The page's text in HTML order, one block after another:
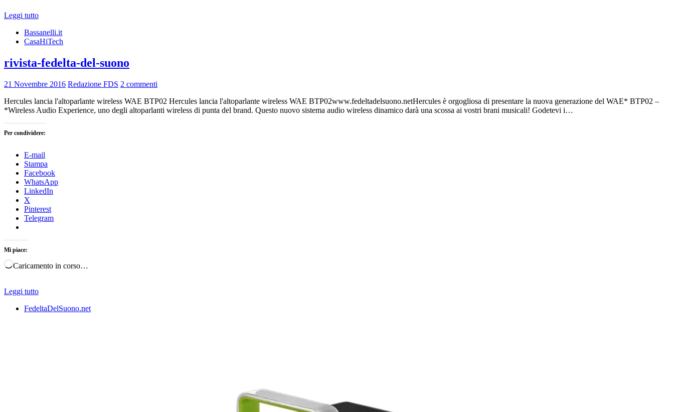
Leggi tutto
Bassanelli.it
CasaHiTech
rivista-fedelta-del-suono
21 Novembre 2016 Redazione FDS 2 commenti
Hercules lancia l'altoparlante wireless WAE BTP02 Hercules lancia l'altoparlante wireless WAE BTP02www.fedeltadelsuono.netHercules è orgogliosa di presentare la nuova generazione del WAE* BTP02 –
*Wireless Audio Experience, uno degli altoparlanti wireless di punta del brand. Questo nuovo sistema audio wireless dinamico darà una scossa ai vostri brani musicali! Godetevi i…
Per condividere:
E-mail
Stampa
Facebook
WhatsApp
LinkedIn
X
Pinterest
Telegram
Mi piace:
Caricamento in corso…
Leggi tutto
FedeltaDelSuono.net